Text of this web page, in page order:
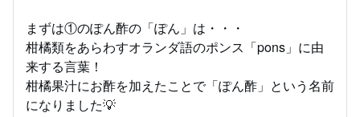
まずは①のぽん酢の「ぽん」は・・・
柑橘類をあらわすオランダ語のポンス「pons」に由
来する言葉！
柑橘果汁にお酢を加えたことで「ぽん酢」という名前
になりました💡